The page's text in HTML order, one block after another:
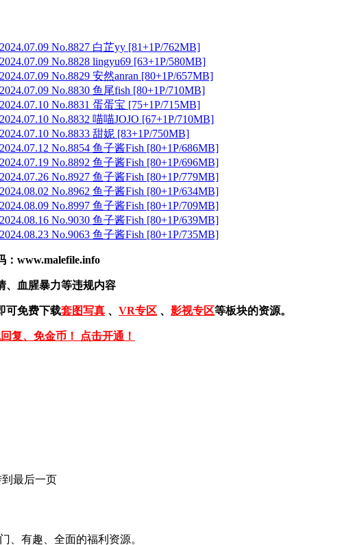
No.8827 白芷yy [81+1P/762MB]
No.8828 lingyu69 [63+1P/580MB]
No.8829 安然anran [80+1P/657MB]
No.8830 鱼尾fish [80+1P/710MB]
No.8831 蛋蛋宝 [75+1P/715MB]
No.8832 喵喵JOJO [67+1P/710MB]
No.8833 甜妮 [83+1P/750MB]
No.8854 鱼子酱Fish [80+1P/686MB]
No.8892 鱼子酱Fish [80+1P/696MB]
No.8927 鱼子酱Fish [80+1P/779MB]
No.8962 鱼子酱Fish [80+1P/634MB]
No.8997 鱼子酱Fish [80+1P/709MB]
No.9030 鱼子酱Fish [80+1P/639MB]
No.9063 鱼子酱Fish [80+1P/735MB]
：www.malefile.info
、血腥暴力等违规内容
可免费下载套图写真 、 VR专区 、 影视专区等板块的资源。
复、免金币！ 点击开通！
最后一页
、有趣、全面的福利资源。